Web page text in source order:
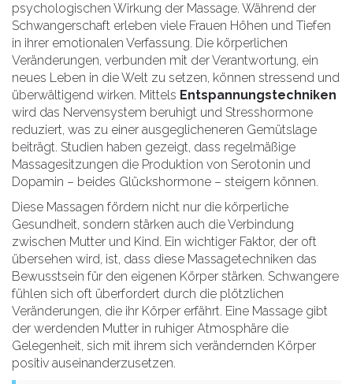
psychologischen Wirkung der Massage. Während der
Schwangerschaft erleben viele Frauen Höhen und Tiefen
in ihrer emotionalen Verfassung. Die körperlichen
Veränderungen, verbunden mit der Verantwortung, ein
neues Leben in die Welt zu setzen, können stressend und
überwältigend wirken. Mittels Entspannungstechniken
wird das Nervensystem beruhigt und Stresshormone
reduziert, was zu einer ausgeglicheneren Gemütslage
beiträgt. Studien haben gezeigt, dass regelmäßige
Massagesitzungen die Produktion von Serotonin und
Dopamin – beides Glückshormone – steigern können.
Diese Massagen fördern nicht nur die körperliche
Gesundheit, sondern stärken auch die Verbindung
zwischen Mutter und Kind. Ein wichtiger Faktor, der oft
übersehen wird, ist, dass diese Massagetechniken das
Bewusstsein für den eigenen Körper stärken. Schwangere
fühlen sich oft überfordert durch die plötzlichen
Veränderungen, die ihr Körper erfährt. Eine Massage gibt
der werdenden Mutter in ruhiger Atmosphäre die
Gelegenheit, sich mit ihrem sich verändernden Körper
positiv auseinanderzusetzen.